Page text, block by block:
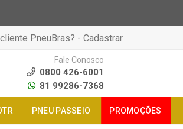
PneuBras? - Cadastrar
Fale Conosco
0800 426-6001
81 99286-7368
PNEU PASSEIO PROMOÇÕES